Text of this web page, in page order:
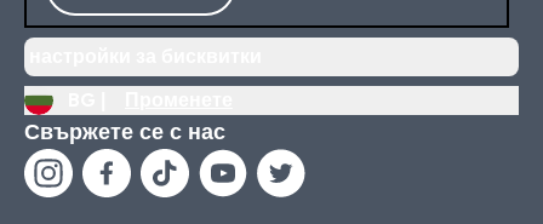
Свържете се с нас